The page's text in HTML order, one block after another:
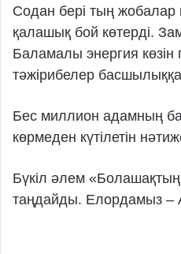
Содан бері тың жобалар
қалашық бой көтерді.
Баламалы энергия
тәжірибелер
Бес миллион адамның
көрмеден күтілетін
Бүкіл әлем «Болашақтың
таңдайды. Елордамыз –